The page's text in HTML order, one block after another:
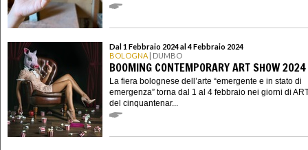
Dal 1 Febbraio 2024 al 4 Febbraio 2024
BOLOGNA | DUMBO
BOOMING CONTEMPORARY ART SHOW 2024
La fiera bolognese dell’arte “emergente e in stato di
emergenza” torna dal 1 al 4 febbraio nei giorni di
del cinquantenar...